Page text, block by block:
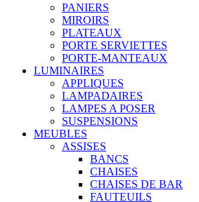
PANIERS
MIROIRS
PLATEAUX
PORTE SERVIETTES
PORTE-MANTEAUX
LUMINAIRES
APPLIQUES
LAMPADAIRES
LAMPES A POSER
SUSPENSIONS
MEUBLES
ASSISES
BANCS
CHAISES
CHAISES DE BAR
FAUTEUILS